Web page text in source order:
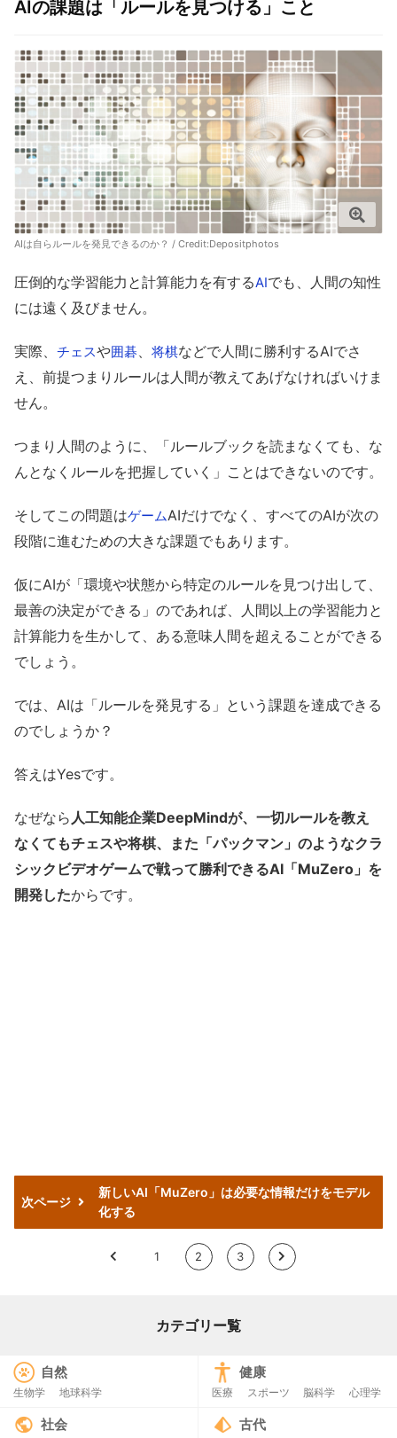
AIの課題は「ルールを見つける」こと
AIは自らルールを発見できるのか？ / Credit:Depositphotos
圧倒的な学習能力と計算能力を有するAIでも、人間の知性
には遠く及びません。
実際、 チェスや囲碁 将棋などで人間に勝利するAIでさ
え、前提つまりルールは人間が教えてあげなければいけま
せん。
つまり人間のように、「ルールブックを読まなくても、な
んとなくルールを把握していく」ことはできないのです。
そしてこの問題はゲームAIだけでなく、すべてのAIが次の
段階に進むための大きな課題でもあります。
仮にAIが「環境や状態から特定のルールを見つけ出して、
最善の決定ができる」のであれば、人間以上の学習能力と
計算能力を生かして、ある意味人間を超えることができる
でしょう。
では、AIは「ルールを発見する」という課題を達成できる
のでしょうか？
答えはYesです。
なぜなら 人工知能企業DeepMindが、一切ルールを教え
なくてもチェスや将棋、また「パックマン」のようなクラ
シックビデオゲームで戦って勝利できるAI「MuZero」を
開発したからです。
次ページ
新しいAI「MuZero」は必要な情報だけをモデル
化する
< 1 2 3 >
カテゴリー覧
自然
生物学 地球科学
健康
医療 スポーツ 脳科学 心理学
社会 古代